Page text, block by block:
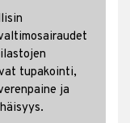
tupakointi,
ja